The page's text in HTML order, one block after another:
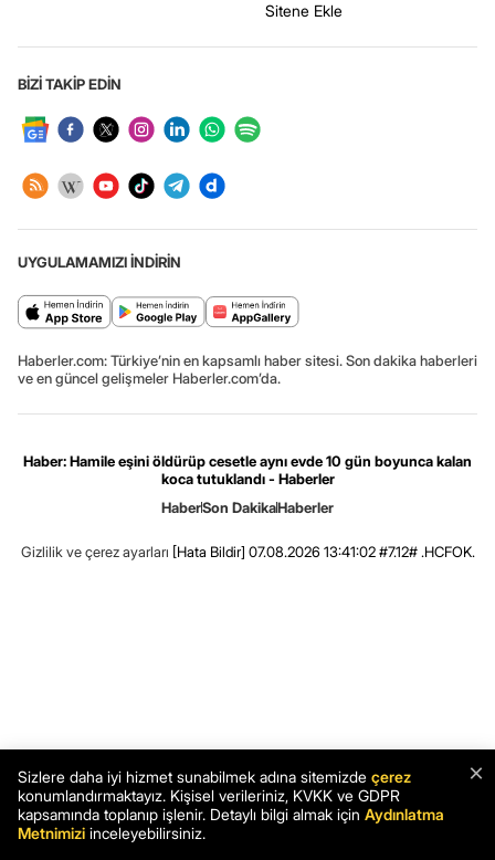
Sitene Ekle
BİZİ TAKİP EDİN
UYGULAMAMIZI İNDİRİN
Haberler.com: Türkiye’nin en kapsamlı haber sitesi. Son dakika haberleri
ve en güncel gelişmeler Haberler.com’da.
Haber: Hamile eşini öldürüp cesetle aynı evde 10 gün boyunca kalan
koca tutuklandı - Haberler
HaberSon DakikaHaberler
Gizlilik ve çerez ayarları [Hata Bildir] 07.08.2026 13:41:02 #7.12# .HCFOK.
×
Sizlere daha iyi hizmet sunabilmek adına sitemizde çerez
konumlandırmaktayız. Kişisel verileriniz, KVKK ve GDPR
kapsamında toplanıp işlenir. Detaylı bilgi almak için Aydınlatma
Metnimizi inceleyebilirsiniz.